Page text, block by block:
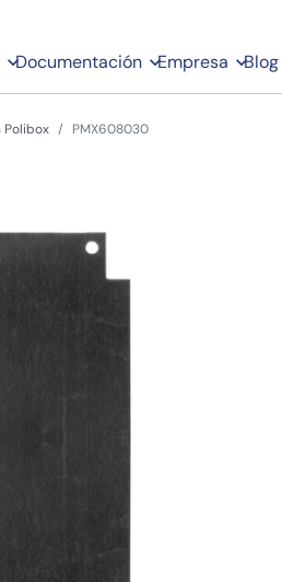
Documentación Empresa Blog
Polibox PMX608030